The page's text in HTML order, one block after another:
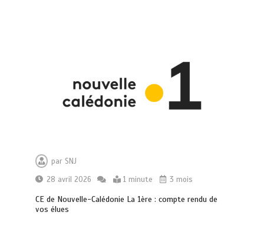
par SNJ
28 avril 2026
1 minute 3 mois
CE de Nouvelle-Calédonie La 1ère : compte rendu de
vos élues